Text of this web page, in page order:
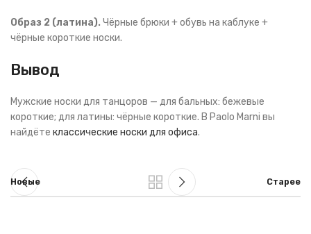
Образ 2 (латина). Чёрные брюки + обувь на каблуке +
чёрные короткие носки.
Вывод
Мужские носки для танцоров — для бальных: бежевые
короткие; для латины: чёрные короткие. В Paolo Marni вы
найдёте классические носки для офиса.
Новые Старее